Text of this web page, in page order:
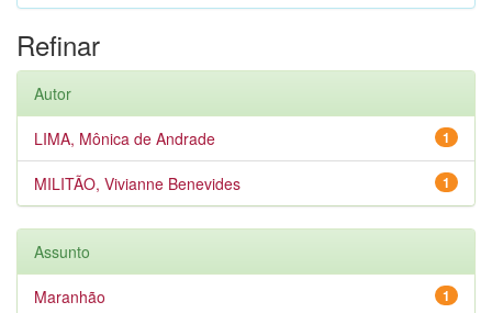
Refinar
Autor
1
LIMA, Mônica de Andrade
1
MILITÃO, Vivianne Benevides
Assunto
1
Maranhão